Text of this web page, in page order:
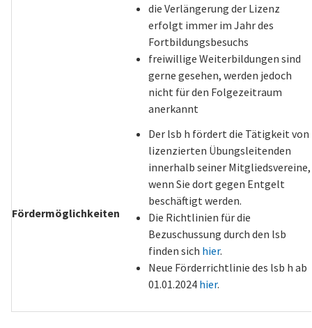
die Verlängerung der Lizenz
erfolgt immer im Jahr des
Fortbildungsbesuchs
freiwillige Weiterbildungen sind
gerne gesehen, werden jedoch
nicht für den Folgezeitraum
anerkannt
Fördermöglichkeiten
Der lsb h fördert die Tätigkeit von
lizenzierten Übungsleitenden
innerhalb seiner Mitgliedsvereine,
wenn Sie dort gegen Entgelt
beschäftigt werden.
Die Richtlinien für die
Bezuschussung durch den lsb
finden sich hier.
Neue Förderrichtlinie des lsb h ab
01.01.2024 hier.